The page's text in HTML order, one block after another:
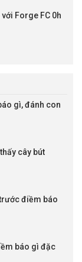
Forge FC 0h
gì, đánh con
cây bút
điềm báo
báo gì đặc